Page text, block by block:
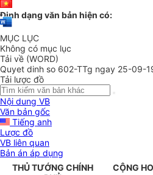
Định dạng văn bản hiện có:
MỤC LỤC
Không có mục lục
Tải về (WORD)
Quyet dinh so 602-TTg ngay 25-09-
Tải lược đồ
Nội dung VB
Văn bản gốc
Tiếng anh
Lược đồ
VB liên quan
Bản án áp dụng
THỦ TƯỚNG CHÍNH
CỘNG